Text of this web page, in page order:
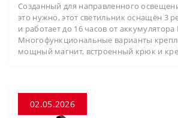
Созданный для направленного
это нужно, этот светильник оснащён 3
и работает до 16 часов от аккумулятора
Многофункциональные варианты
мощный магнит, встроенный крюк и
02.05.2026